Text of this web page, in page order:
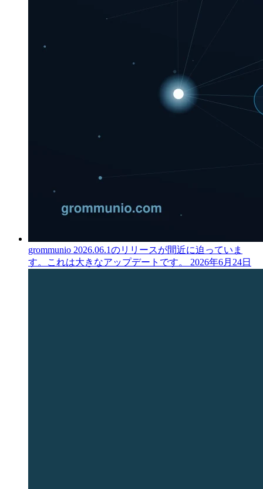
grommunio 2026.06.1のリリースが間近に迫っていま
す。これは大きなアップデートです。
2026年6月24日